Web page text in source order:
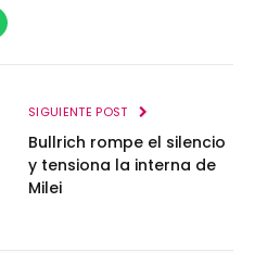
SIGUIENTE POST
Bullrich rompe el silencio
y tensiona la interna de
Milei